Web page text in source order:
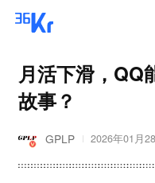
月活下滑，QQ
故事？
GPLP 2026年01月